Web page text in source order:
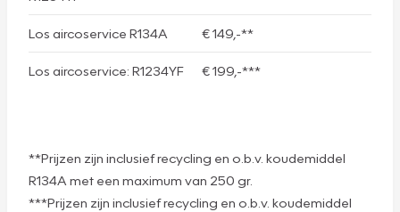
Los aircoservice R134A € 149,-**
Los aircoservice: R1234YF € 199,-***
**Prijzen zijn inclusief recycling en o.b.v. koudemiddel
R134A met een maximum van 250 gr.
***Prijzen zijn inclusief recycling en o.b.v. koudemiddel